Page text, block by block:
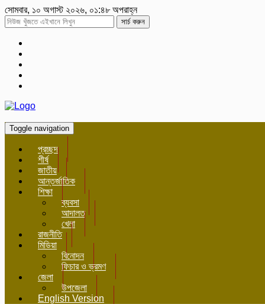
সোমবার, ১০ অগাস্ট ২০২৬, ০১:৪৮ অপরাহ্ন
সার্চ করুন
Toggle navigation
প্রচ্ছদ
শীর্ষ
জাতীয়
আন্তর্জাতিক
শিক্ষা
ব্যবসা
আদালত
খেলা
রাজনীতি
মিডিয়া
বিনোদন
ফিচার ও ভ্রমণ
জেলা
উপজেলা
English Version